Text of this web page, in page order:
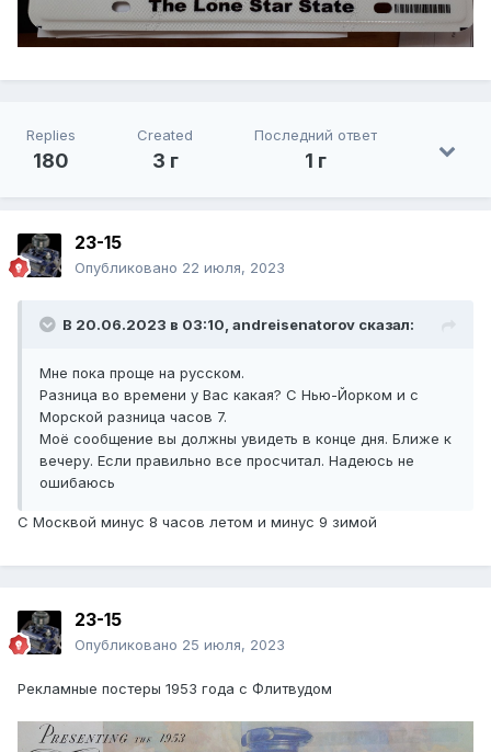
Replies
180
Created
3 г
Последний ответ
1 г
23-15
Опубликовано 22 июля, 2023
В 20.06.2023 в 03:10, andreisenatorov сказал:
Мне пока проще на русском.
Разница во времени у Вас какая? С Нью-Йорком и с
Морской разница часов 7.
Моё сообщение вы должны увидеть в конце дня. Ближе к
вечеру. Если правильно все просчитал. Надеюсь не
ошибаюсь
С Москвой минус 8 часов летом и минус 9 зимой
23-15
Опубликовано 25 июля, 2023
Рекламные постеры 1953 года с Флитвудом